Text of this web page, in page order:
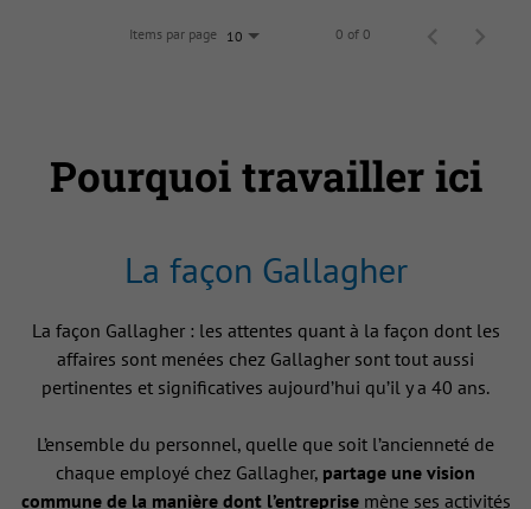
Items par page 10 0 of 0
Pourquoi travailler ici
La façon Gallagher
La façon Gallagher : les attentes quant à la façon dont les
affaires sont menées chez Gallagher sont tout aussi
pertinentes et significatives aujourd’hui qu’il y a 40 ans.
L’ensemble du personnel, quelle que soit l’ancienneté de
chaque employé chez Gallagher, partage une vision
commune de la manière dont l’entreprisemène ses activités